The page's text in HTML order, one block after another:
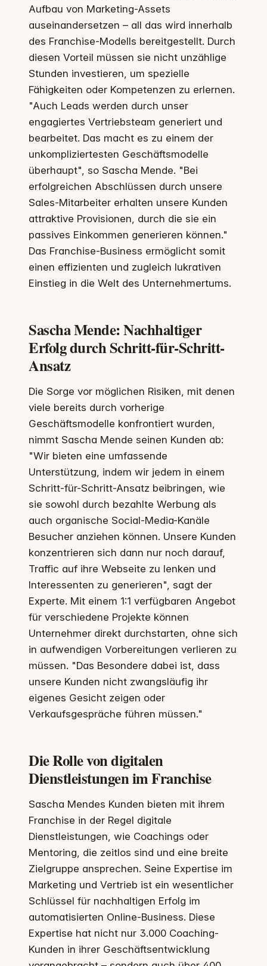
Aufbau von Marketing-Assets
auseinandersetzen – all das wird innerhalb
des Franchise-Modells bereitgestellt. Durch
diesen Vorteil müssen sie nicht unzählige
Stunden investieren, um spezielle
Fähigkeiten oder Kompetenzen zu erlernen.
"Auch Leads werden durch unser
engagiertes Vertriebsteam generiert und
bearbeitet. Das macht es zu einem der
unkompliziertesten Geschäftsmodelle
überhaupt", so Sascha Mende. "Bei
erfolgreichen Abschlüssen durch unsere
Sales-Mitarbeiter erhalten unsere Kunden
attraktive Provisionen, durch die sie ein
passives Einkommen generieren können."
Das Franchise-Business ermöglicht somit
einen effizienten und zugleich lukrativen
Einstieg in die Welt des Unternehmertums.
Sascha Mende: Nachhaltiger
Erfolg durch Schritt-für-Schritt-
Ansatz
Die Sorge vor möglichen Risiken, mit denen
viele bereits durch vorherige
Geschäftsmodelle konfrontiert wurden,
nimmt Sascha Mende seinen Kunden ab:
"Wir bieten eine umfassende
Unterstützung, indem wir jedem in einem
Schritt-für-Schritt-Ansatz beibringen, wie
sie sowohl durch bezahlte Werbung als
auch organische Social-Media-Kanäle
Besucher anziehen können. Unsere Kunden
konzentrieren sich dann nur noch darauf,
Traffic auf ihre Webseite zu lenken und
Interessenten zu generieren", sagt der
Experte. Mit einem 1:1 verfügbaren Angebot
für verschiedene Projekte können
Unternehmer direkt durchstarten, ohne sich
in aufwendigen Vorbereitungen verlieren zu
müssen. "Das Besondere dabei ist, dass
unsere Kunden nicht zwangsläufig ihr
eigenes Gesicht zeigen oder
Verkaufsgespräche führen müssen."
Die Rolle von digitalen
Dienstleistungen im Franchise
Sascha Mendes Kunden bieten mit ihrem
Franchise in der Regel digitale
Dienstleistungen, wie Coachings oder
Mentoring, die zeitlos sind und eine breite
Zielgruppe ansprechen. Seine Expertise im
Marketing und Vertrieb ist ein wesentlicher
Schlüssel für nachhaltigen Erfolg im
automatisierten Online-Business. Diese
Expertise hat nicht nur 3.000 Coaching-
Kunden in ihrer Geschäftsentwicklung